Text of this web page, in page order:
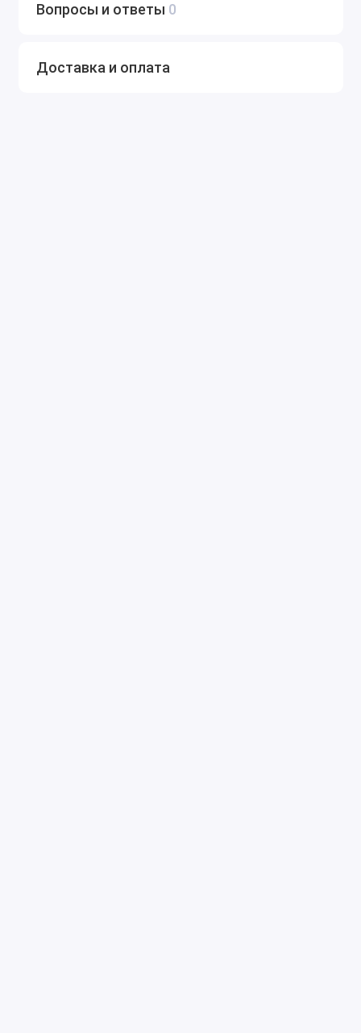
Вопросы и ответы 0
Доставка и оплата